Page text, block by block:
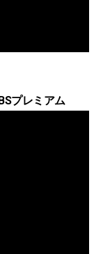
プレミアム